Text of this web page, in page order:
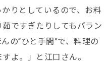
かりとしているので、お料
ですぎたりしてもバラン
の“ひと手間”で、料理の
よ。」と江口さん。